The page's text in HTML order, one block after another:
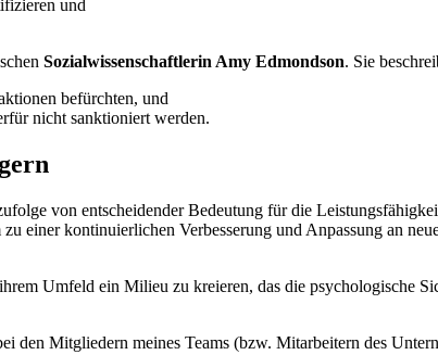
und
Sozialwissenschaftlerin Amy Edmondson. Sie
befürchten, und
nicht sanktioniert werden.
von entscheidender Bedeutung für die
einer kontinuierlichen Verbesserung und Anpassung an
Umfeld ein Milieu zu kreieren, das die psychologische
den Mitgliedern meines Teams (bzw. Mitarbeitern des